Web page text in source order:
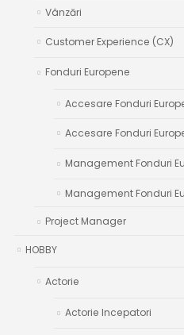
Vânzări
Customer Experience (CX)
Fonduri Europene
Accesare Fonduri
Accesare Fonduri
Management Fonduri
Management Fonduri
Project Manager
HOBBY
Actorie
Actorie Incepatori